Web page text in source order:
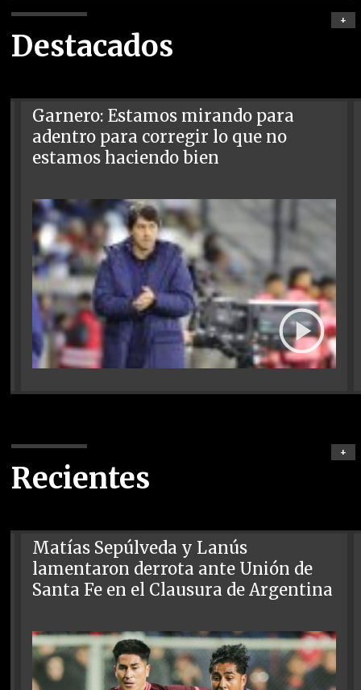
Destacados
+
Garnero: Estamos mirando para
adentro para corregir lo que no
estamos haciendo bien
Recientes
+
Matías Sepúlveda y Lanús
lamentaron derrota ante Unión de
Santa Fe en el Clausura de Argentina